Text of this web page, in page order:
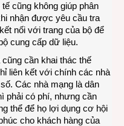
cũng không giúp phân
nhận được yêu cầu tra
nối với trang của bộ để
cung cấp dữ liệu.
cần khai thác thế
liên kết với chính các nhà
Các nhà mạng là dân
phải có phí, nhưng cần
thể để họ lợi dụng cơ hội
cho khách hàng của